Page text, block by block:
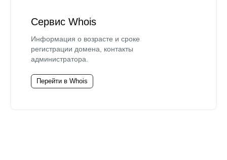
Сервис Whois
Информация о возрасте и сроке
регистрации домена, контакты
администратора.
Перейти в Whois